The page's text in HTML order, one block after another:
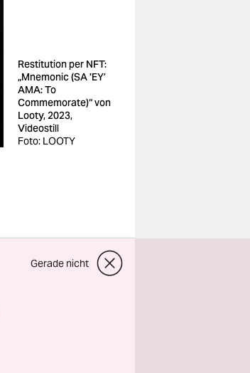
Restitution per NFT:
„Mnemonic (SA 'EY’
AMA: To
Commemorate)“ von
Looty, 2023,
Videostill
Foto: LOOTY
Gerade nicht